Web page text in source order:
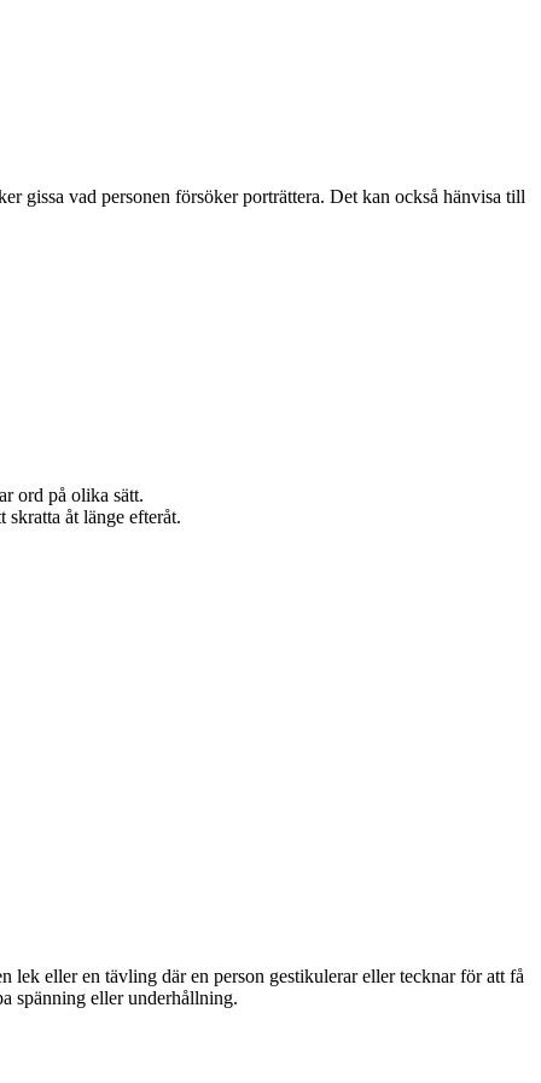
gissa vad personen försöker porträttera. Det kan också hänvisa till
ord på olika sätt.
åt länge efteråt.
lek eller en tävling där en person gestikulerar eller tecknar för att få
spänning eller underhållning.